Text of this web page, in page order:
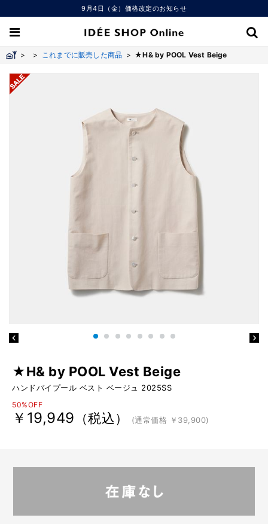
9月4日（金）価格改定のお知らせ
> > これまでに販売した商品 > ★H& by POOL Vest Beige
★H& by POOL Vest Beige
ハンドバイプール ベスト ベージュ 2025SS
50%OFF
￥19,949 （税込） (通常価格 ￥39,900)